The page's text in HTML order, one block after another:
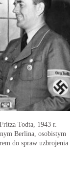
Todta, 1943 r.
Berlina, osobistym
do spraw uzbrojenia